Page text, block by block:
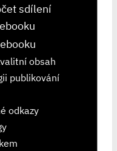
sdílení
obsah
publikování
odkazy